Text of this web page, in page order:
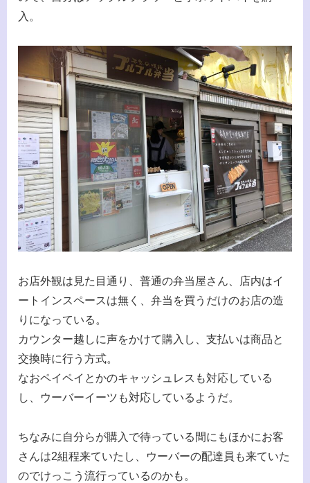
入。
お店外観は見た目通り、普通の弁当屋さん、店内はイ
ートインスペースは無く、弁当を買うだけのお店の造
りになっている。
カウンター越しに声をかけて購入し、支払いは商品と
交換時に行う方式。
なおペイペイとかのキャッシュレスも対応している
し、ウーバーイーツも対応しているようだ。
ちなみに自分らが購入で待っている間にもほかにお客
さんは2組程来ていたし、ウーバーの配達員も来ていた
のでけっこう流行っているのかも。